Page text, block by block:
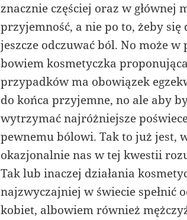
znacznie częściej oraz w głównej
przyjemność, a nie po to, żeby
jeszcze odczuwać ból. No może
bowiem kosmetyczka
przypadków ma obowiązek
do końca przyjemne, no ale aby
wytrzymać najróżniejsze
pewnemu bólowi. Tak to już jest,
okazjonalnie nas w tej kwestii
Tak lub inaczej działania
najzwyczajniej w świecie spełnić
kobiet, albowiem również